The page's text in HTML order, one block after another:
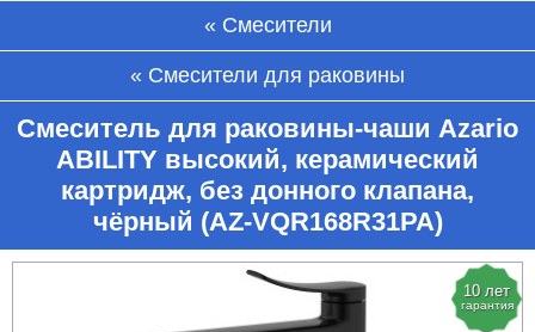
Смесители
Смесители для раковины
Смеситель для раковины-чаши Azario
ABILITY высокий, керамический
картридж, без донного клапана,
чёрный (AZ-VQR168R31PA)
10 лет
гарантия